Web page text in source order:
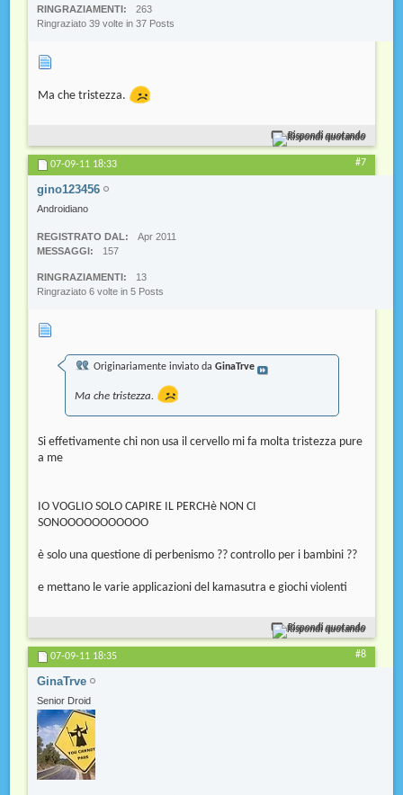
RINGRAZIAMENTI
263
Ringraziato 39 volte in 37 Posts
Ma che tristezza.
Rispondi quotando
07-09-11 18:33 #7
gino123456
Androidiano
REGISTRATO DAL
Apr 2011
MESSAGGI
157
RINGRAZIAMENTI
13
Ringraziato 6 volte in 5 Posts
Originariamente inviato daGinaTrve
Ma che tristezza.
Si effetivamente chi non usa il cervello mi fa molta tristezza pure
a me
IO VOGLIO SOLO CAPIRE IL PERCHè NON CI
SONOOOOOOOOOOO
è solo una questione di perbenismo ?? controllo per i bambini ??
e mettano le varie applicazioni del kamasutra e giochi violenti
Rispondi quotando
07-09-11 18:35 #8
GinaTrve
Senior Droid